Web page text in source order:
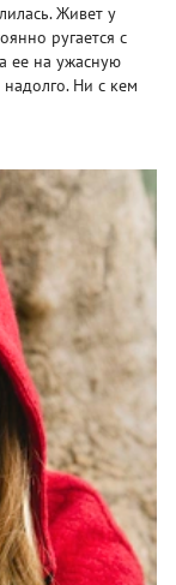
Живет у
ругается с
ее на ужасную
Ни с кем